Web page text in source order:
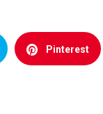
Pinterest